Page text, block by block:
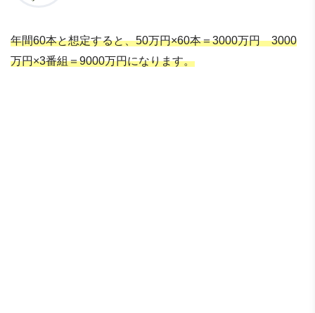
年間60本と想定すると、50万円×60本＝3000万円 3000
万円×3番組＝9000万円になります。